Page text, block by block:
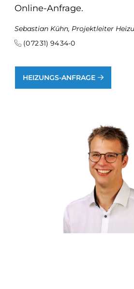
Online-Anfrage.
Sebastian Kühn, Projektleiter
(0 72 31) 94 34-0
HEIZUNGS-ANFRAGE